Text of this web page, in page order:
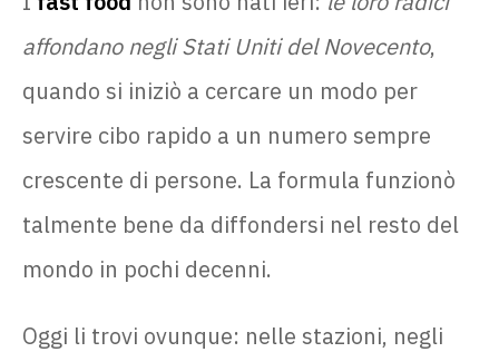
affondano negli Stati Uniti del Novecento,
quando si iniziò a cercare un modo per
servire cibo rapido a un numero sempre
crescente di persone. La formula funzionò
talmente bene da diffondersi nel resto del
mondo in pochi decenni.
Oggi li trovi ovunque: nelle stazioni, negli